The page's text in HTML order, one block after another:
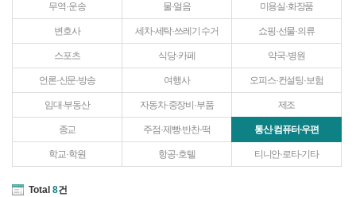
무역·운송 물·얼음 미용실·화장품
변호사 세차·세탁·쓰레기 수거 쇼핑·선물·의류
스포츠 식당·카페 약국·병원
언론·신문·방송 여행사 오피스·컨설팅·보험
임대·부동산 자동차·중장비·부품 제조
종교 주점·제빵·반찬·떡 통신·컴퓨터·우편
학교·학원 항공·호텔 티니안·로타·기타
Total 8건